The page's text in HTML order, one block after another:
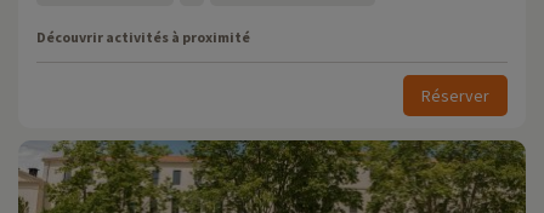
Découvrir activités à proximité
Réserver